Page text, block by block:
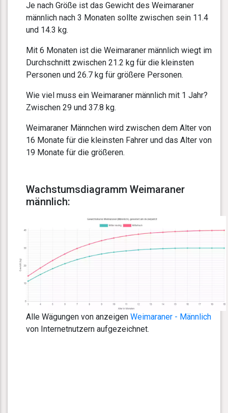
Je nach Größe ist das Gewicht des Weimaraner
männlich nach 3 Monaten sollte zwischen sein 11.4
und 14.3 kg.
Mit 6 Monaten ist die Weimaraner männlich wiegt im
Durchschnitt zwischen 21.2 kg für die kleinsten
Personen und 26.7 kg für größere Personen.
Wie viel muss ein Weimaraner männlich mit 1 Jahr?
Zwischen 29 und 37.8 kg.
Weimaraner Männchen wird zwischen dem Alter von
16 Monate für die kleinsten Fahrer und das Alter von
19 Monate für die größeren.
Wachstumsdiagramm Weimaraner
männlich:
Alle Wägungen von anzeigen Weimaraner - Männlich
von Internetnutzern aufgezeichnet.